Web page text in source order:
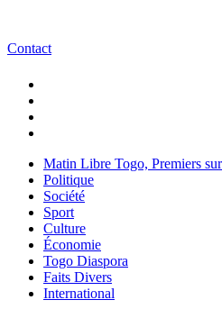
Contact
Matin Libre Togo, Premiers
Politique
Société
Sport
Culture
Économie
Togo Diaspora
Faits Divers
International